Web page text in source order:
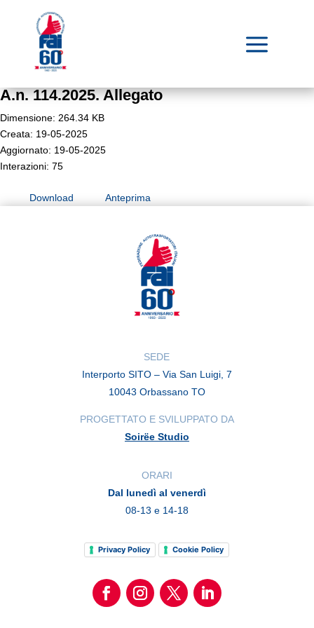
a
A.n. 114.2025. Allegato
Dimensione: 264.34 KB
Creata: 19-05-2025
Aggiornato: 19-05-2025
Interazioni: 75
Download Anteprima
SEDE
Interporto SITO – Via San Luigi, 7
10043 Orbassano TO
PROGETTATO E SVILUPPATO DA
Soirëe Studio
ORARI
Dal lunedì al venerdì
08-13 e 14-18
Privacy Policy Cookie Policy